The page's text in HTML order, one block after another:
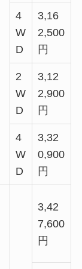
4
W
D
3,16
2,500
円
2
W
D
3,12
2,900
円
4
W
D
3,32
0,900
円
3,42
7,600
円